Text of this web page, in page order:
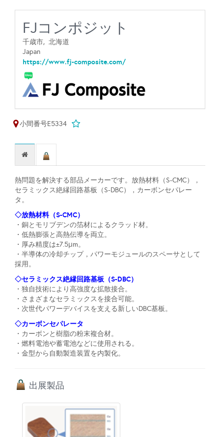
FJコンポジット
千歳市, 北海道
Japan
https://www.fj-composite.com/
小間番号E5334
熱問題を解決する部品メーカーです。放熱材料（S-CMC），
セラミックス絶縁回路基板（S-DBC），カーボンセパレー
タ。
◇放熱材料（S-CMC）
・銅とモリブデンの箔材によるクラッド材。
・低熱膨張と高熱伝導を両立。
・厚み精度は±7.5μm。
・半導体の冷却チップ，パワーモジュールのスペーサとして
採用。
◇セラミックス絶縁回路基板（S-DBC）
・独自技術により高強度な拡散接合。
・さまざまなセラミックスを接合可能。
・次世代パワーデバイスを支える新しいDBC基板。
◇カーボンセパレータ
・カーボンと樹脂の粉末複合材。
・燃料電池や蓄電池などに使用される。
・金型から自動製造装置を内製化。
出展製品